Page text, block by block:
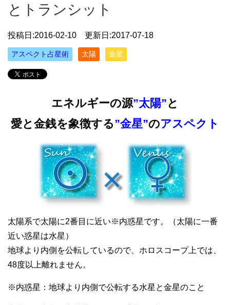
とトランシット
投稿日:2016-02-10 更新日:2017-07-18
アスペクト占星術 太陽 金星
エネルギーの源”太陽”と
愛と金銭を象徴する”金星”のアスペクト
太陽系で太陽に2番目に近い※内惑星です。（太陽に一番
近い惑星は水星）
地球より内側を公転しているので、ホロスコープ上では、
48度以上離れません。
※内惑星：地球より内側で公転する水星と金星のこと